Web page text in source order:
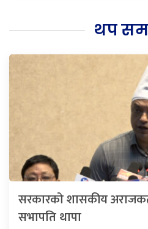
थप
सरकारको शासकीय
सभापति थापा